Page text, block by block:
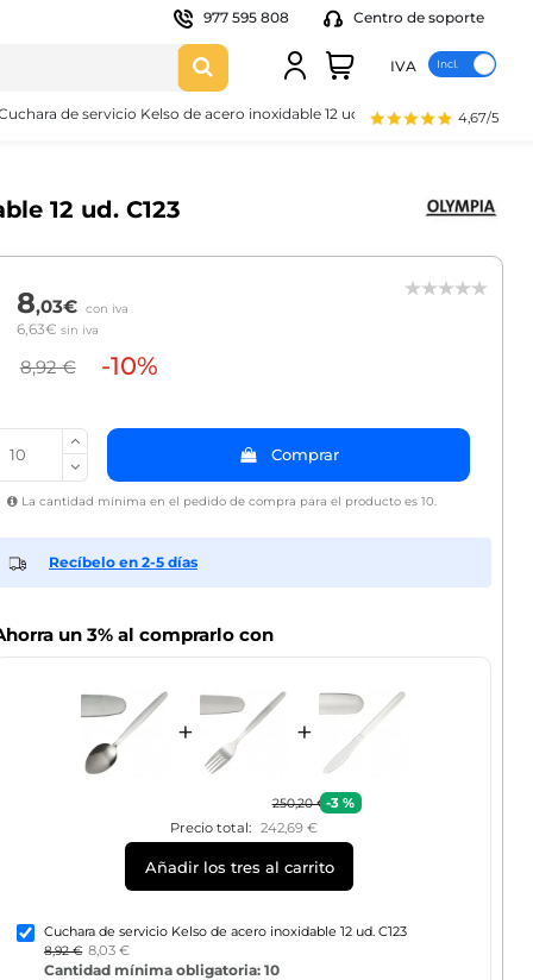
977 595 808 Centro de soporte
IVA
4,67/5
de servicio Kelso de acero inoxidable 12 ud. C123
12 ud. C123
8,03€ con iva
6,63€ sin iva
8,92 € -10%
Comprar
La cantidad mínima en el pedido de compra para el producto es 10.
Recíbelo en 2-5 días
un 3% al comprarlo con
+ +
250,20 € -3 %
Precio total: 242,69 €
Añadir los tres al carrito
Cuchara de servicio Kelso de acero inoxidable 12 ud. C123
8,92 € 8,03 €
Cantidad mínima obligatoria: 10